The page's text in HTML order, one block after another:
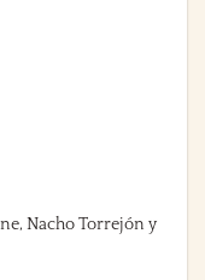
Nacho Torrejón y